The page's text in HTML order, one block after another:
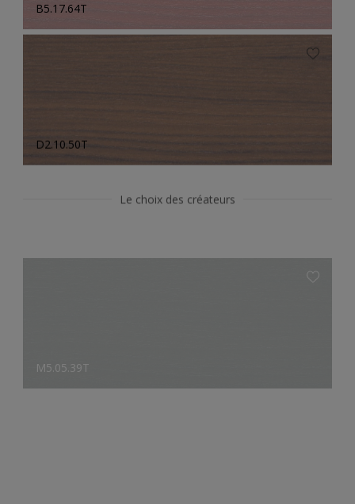
B5.17.64T
D2.10.50T
Le choix des créateurs